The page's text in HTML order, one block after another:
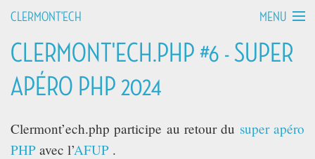
CLERMONT'ECH MENU
MANIFESTO
API HOURS
TALKS
CLERMONT'ECH.PHP #6 - SUPER
APÉRO PHP 2024
Clermont’ech.php participe au retour du super apéro
PHP avec l’AFUP .